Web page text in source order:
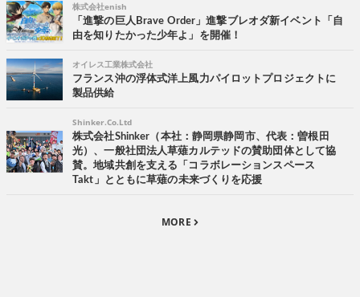
株式会社enish
「進撃の巨人Brave Order」進撃ブレオダ新イベント「自
由を知りたかった少年よ」を開催！
オイレス工業株式会社
フランス沖の浮体式洋上風力パイロットプロジェクトに
製品供給
Shinker.Co.Ltd
株式会社Shinker（本社：静岡県静岡市、代表：曽根田
光）、一般社団法人草薙カルテッドの賛助団体として協
賛。地域共創を支える「コラボレーションスペース
Takt」とともに草薙の未来づくりを応援
MORE